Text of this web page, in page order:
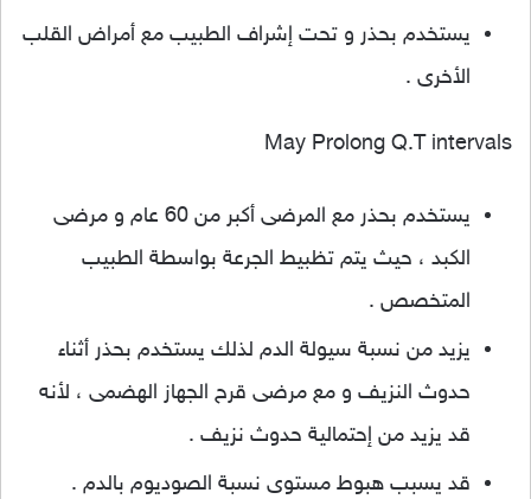
يستخدم بحذر و تحت إشراف الطبيب مع أمراض القلب
الأخرى .
May Prolong Q.T intervals
يستخدم بحذر مع المرضى أكبر من 60 عام و مرضى
الكبد ، حيث يتم تظبيط الجرعة بواسطة الطبيب
المتخصص .
يزيد من نسبة سيولة الدم لذلك يستخدم بحذر أثناء
حدوث النزيف و مع مرضى قرح الجهاز الهضمى ، لأنه
قد يزيد من إحتمالية حدوث نزيف .
قد يسبب هبوط مستوى نسبة الصوديوم بالدم .